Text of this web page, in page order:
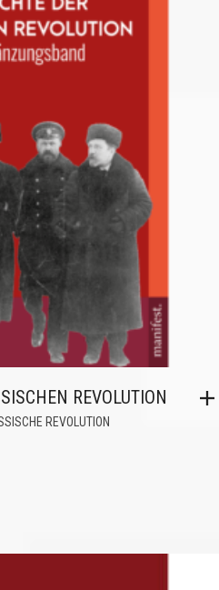
REVOLUTION
REVOLUTION